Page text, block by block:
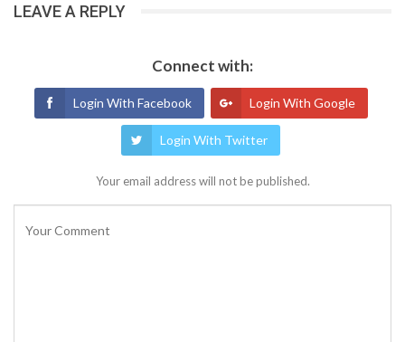
LEAVE A REPLY
Connect with:
Login With Facebook Login With Google
Login With Twitter
Your email address will not be published.